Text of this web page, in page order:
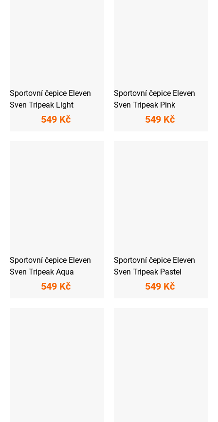
Sportovní čepice Eleven
Sven Tripeak Light
549 Kč
Sportovní čepice Eleven
Sven Tripeak Pink
549 Kč
Sportovní čepice Eleven
Sven Tripeak Aqua
549 Kč
Sportovní čepice Eleven
Sven Tripeak Pastel
549 Kč